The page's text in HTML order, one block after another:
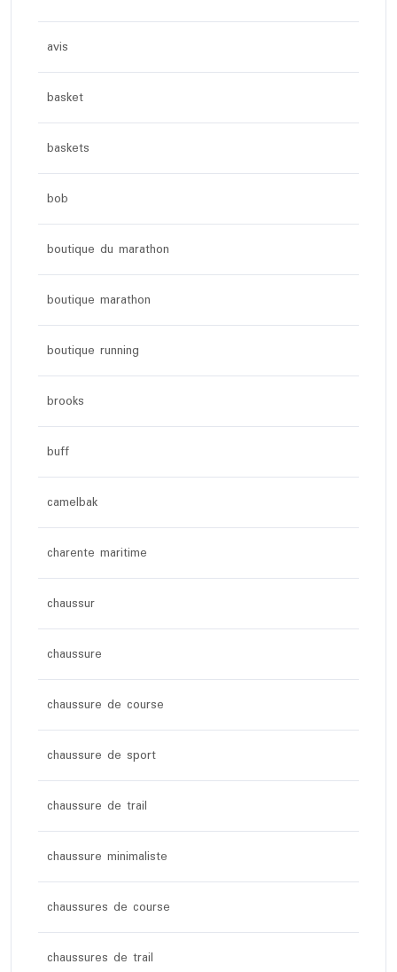
avis
basket
baskets
bob
boutique du marathon
boutique marathon
boutique running
brooks
buff
camelbak
charente maritime
chaussur
chaussure
chaussure de course
chaussure de sport
chaussure de trail
chaussure minimaliste
chaussures de course
chaussures de trail